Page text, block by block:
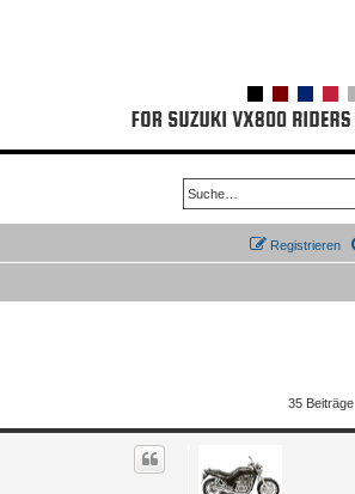
Registrieren
35 Beiträge